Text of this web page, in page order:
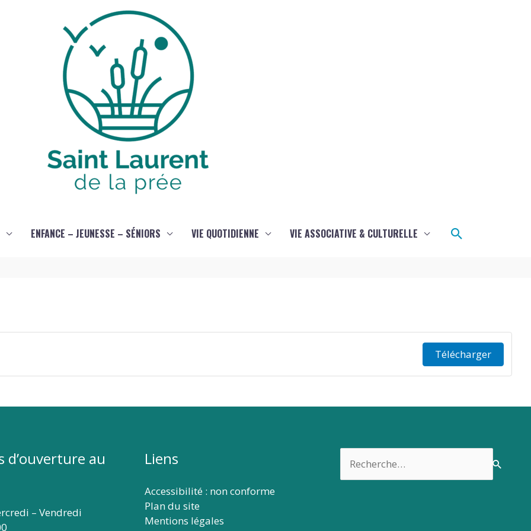
ENFANCE – JEUNESSE – SÉNIORS VIE QUOTIDIENNE VIE ASSOCIATIVE & CULTURELLE Rechercher
Télécharger
d’ouverture au
– Vendredi
Liens
Accessibilité : non conforme
Plan du site
Mentions légales